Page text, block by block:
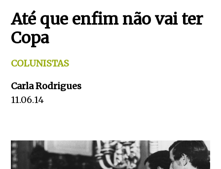
Até que enfim não vai ter
Copa
COLUNISTAS
Carla Rodrigues
11.06.14